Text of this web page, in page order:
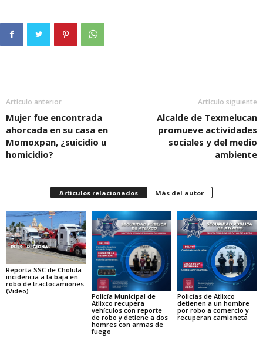
Artículo anterior
Mujer fue encontrada
ahorcada en su casa en
Momoxpan, ¿suicidio u
homicidio?
Artículo siguiente
Alcalde de Texmelucan
promueve actividades
sociales y del medio
ambiente
Artículos relacionados Más del autor
Reporta SSC de Cholula
incidencia a la baja en
robo de tractocamiones
(Video)
Policía Municipal de
Atlixco recupera
vehículos con reporte
de robo y detiene a dos
homres con armas de
fuego
Policías de Atlixco
detienen a un hombre
por robo a comercio y
recuperan camioneta